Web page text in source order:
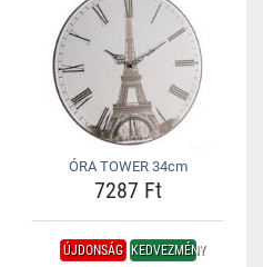
ÓRA TOWER 34cm
7287 Ft
ÚJDONSÁG KEDVEZMÉNY